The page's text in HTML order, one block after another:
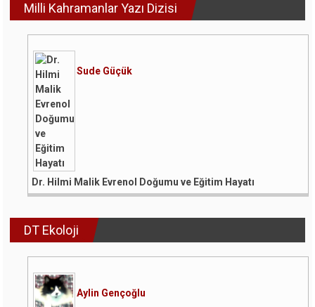
Milli Kahramanlar Yazı Dizisi
Sude Güçük
Dr. Hilmi Malik Evrenol Doğumu ve Eğitim Hayatı
DT Ekoloji
Aylin Gençoğlu